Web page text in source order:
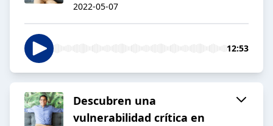
2022-05-07
12:53
Descubren una
vulnerabilidad crítica en